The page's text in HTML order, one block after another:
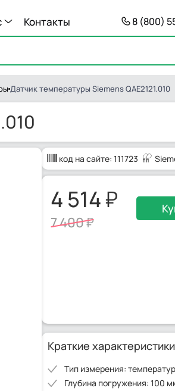
Контакты 8 (800)
Датчик температуры Siemens QAE2121.010
код на сайте: 111723
4 514
7 400
Краткие характеристики
Тип измерения:
Глубина погружения: 100